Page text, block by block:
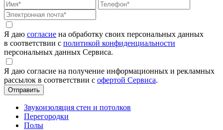
Я даю согласие на обработку своих персональных данных
в соответствии с политикой конфиденциальности
персональных данных Сервиса.
Я даю согласие на получение информационных и рекламных
рассылок в соответствии с офертой Сервиса.
Звукоизоляция стен и потолков
Перегородки
Полы